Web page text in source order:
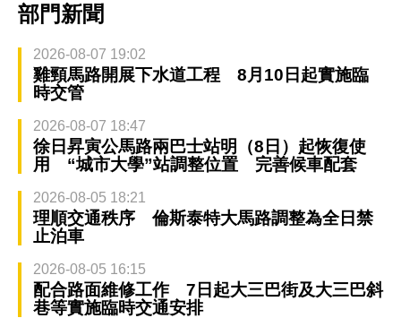
部門新聞
2026-08-07 19:02
雞頸馬路開展下水道工程 8月10日起實施臨
時交管
2026-08-07 18:47
徐日昇寅公馬路兩巴士站明（8日）起恢復使
用 “城市大學”站調整位置 完善候車配套
2026-08-05 18:21
理順交通秩序 倫斯泰特大馬路調整為全日禁
止泊車
2026-08-05 16:15
配合路面維修工作 7日起大三巴街及大三巴斜
巷等實施臨時交通安排